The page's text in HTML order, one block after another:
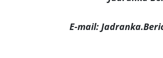
E-mail: